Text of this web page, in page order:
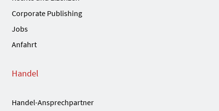
Corporate Publishing
Jobs
Anfahrt
Handel
Handel-Ansprechpartner